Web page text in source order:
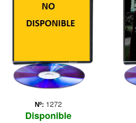
Nº: 1272
Disponible
Estados Unidos, en el que,
inexplicablemente, han
desaparecido varios niños
en muy poco tiempo. Los